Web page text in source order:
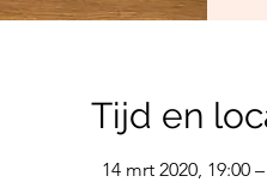
Tijd en
14 mrt 2020, 19:00